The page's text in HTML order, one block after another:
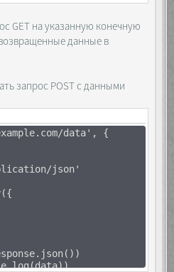
e => {
=> {
GET на указанную конечную
данные в
запрос POST с данными
data', {
json'